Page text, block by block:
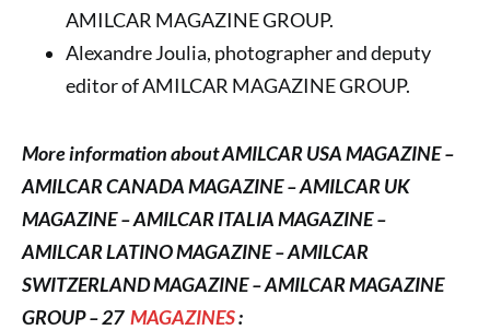
AMILCAR MAGAZINE GROUP.
Alexandre Joulia, photographer and deputy
editor of AMILCAR MAGAZINE GROUP.
More information about AMILCAR USA MAGAZINE –
AMILCAR CANADA MAGAZINE – AMILCAR UK
MAGAZINE – AMILCAR ITALIA MAGAZINE –
AMILCAR LATINO MAGAZINE – AMILCAR
SWITZERLAND MAGAZINE – AMILCAR MAGAZINE
GROUP – 27 MAGAZINES: